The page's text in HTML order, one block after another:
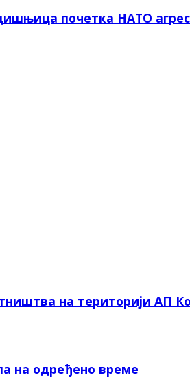
почетка НАТО
на територији АП
на одређено време